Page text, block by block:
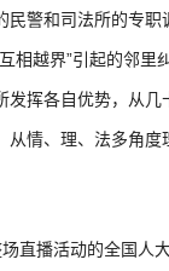
民警和司法所的专职
相越界”引起的邻里
发挥各自优势，从几
从情、理、法多角度
直播活动的全国人